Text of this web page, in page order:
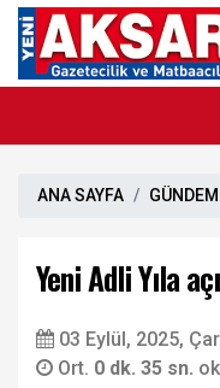
ANA SAYFA GÜNDEM
Yeni Adli Yıla
03 Eylül, 2025,
Ort. 0 dk. 35 sn.